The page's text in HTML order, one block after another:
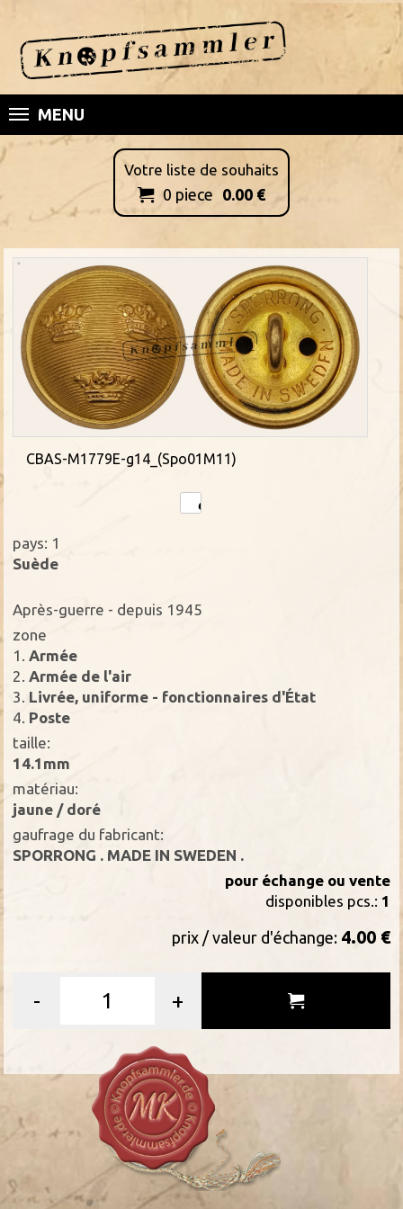
MENU
Votre liste de souhaits
 0 piece 0.00 €
CBAS-M1779E-g14_(Spo01M11)
pays: 1
Suède
Après-guerre - depuis 1945
zone
1.
Armée
2. Armée de l'air
3. Livrée, uniforme - fonctionnaires d'État
4. Poste
taille:
14.1mm
matériau:
jaune / doré
gaufrage du fabricant:
SPORRONG . MADE IN SWEDEN .
pour échange ou vente
disponibles pcs.: 1
prix / valeur d'échange: 4.00 €
- +